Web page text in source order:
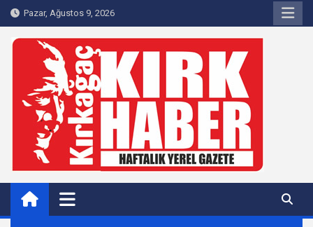
Skip
to
content
Pazar, Ağustos 9, 2026
Kırkağaç 40Haber
Kırkağaç'ın Yerel Haber Sitesi